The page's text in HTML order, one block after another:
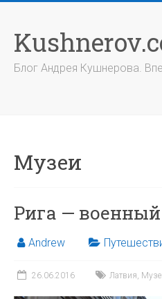
содержимому
Блог Андрея Кушнерова.
Музеи
Рига —
Andrew
26.06.2016 Латвия,